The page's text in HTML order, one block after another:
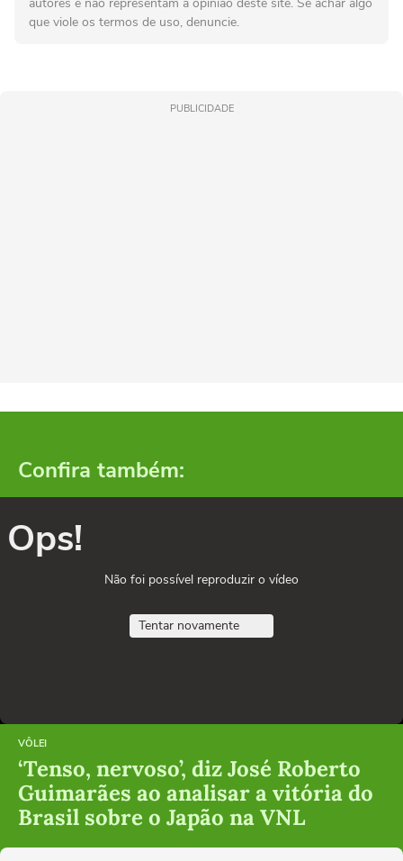
que viole os termos de uso, denuncie.
PUBLICIDADE
Confira também:
Ops!
Não foi possível reproduzir o vídeo
Tentar novamente
VÔLEI
‘Tenso, nervoso’, diz José Roberto
Guimarães ao analisar a vitória do
Brasil sobre o Japão na VNL